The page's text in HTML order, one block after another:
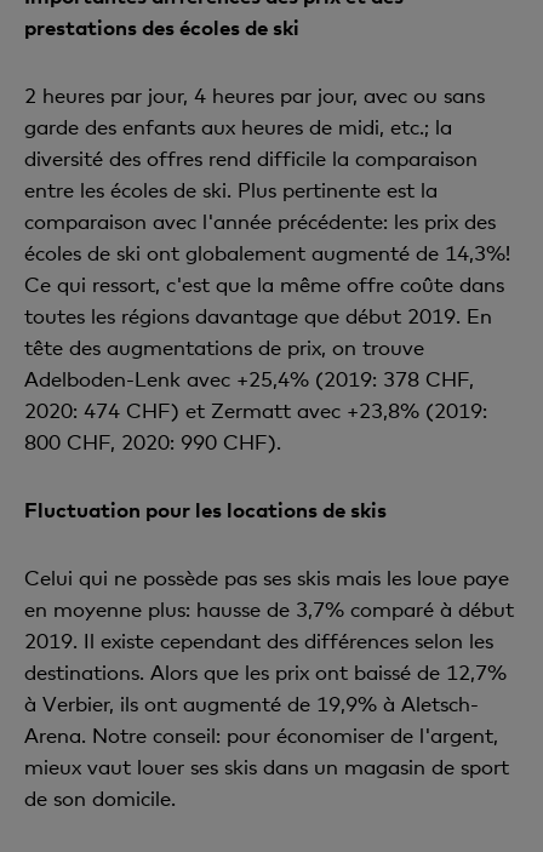
prestations des écoles de ski
2 heures par jour, 4 heures par jour, avec ou sans
garde des enfants aux heures de midi, etc.; la
diversité des offres rend difficile la comparaison
entre les écoles de ski. Plus pertinente est la
comparaison avec l'année précédente: les prix des
écoles de ski ont globalement augmenté de 14,3%!
Ce qui ressort, c'est que la même offre coûte dans
toutes les régions davantage que début 2019. En
tête des augmentations de prix, on trouve
Adelboden-Lenk avec +25,4% (2019: 378 CHF,
2020: 474 CHF) et Zermatt avec +23,8% (2019:
800 CHF, 2020: 990 CHF).
Fluctuation pour les locations de skis
Celui qui ne possède pas ses skis mais les loue paye
en moyenne plus: hausse de 3,7% comparé à début
2019. Il existe cependant des différences selon les
destinations. Alors que les prix ont baissé de 12,7%
à Verbier, ils ont augmenté de 19,9% à Aletsch-
Arena. Notre conseil: pour économiser de l'argent,
mieux vaut louer ses skis dans un magasin de sport
de son domicile.